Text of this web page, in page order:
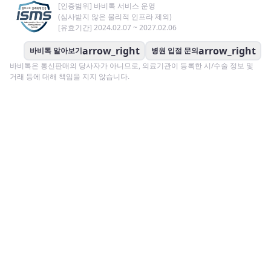
[인증범위] 바비톡 서비스 운영
(심사받지 않은 물리적 인프라 제외)
[유효기간] 2024.02.07 ~ 2027.02.06
바비톡 알아보기arrow_right 병원 입점 문의arrow_right
바비톡은 통신판매의 당사자가 아니므로, 의료기관이 등록한 시/수술 정보 및
거래 등에 대해 책임을 지지 않습니다.